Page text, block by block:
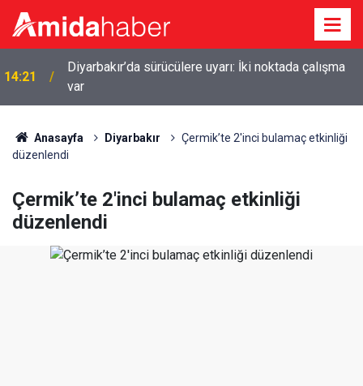
14:01 Diyarbakır şehir hastanesinin açılışı tarihi belli oldu
Anasayfa Diyarbakır
Çermik’te 2'inci bulamaç etkinliği
düzenlendi
Çermik’te 2'inci bulamaç etkinliği
düzenlendi